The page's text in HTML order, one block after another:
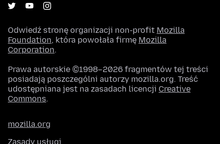
Odwiedź stronę organizacji non-profit Mozilla
Foundation, która powołała firmę Mozilla
Corporation.
Prawa autorskie ©1998–2026 fragmentów tej treści
posiadają poszczególni autorzy mozilla.org. Treść
udostępniana jest na zasadach licencji Creative
Commons.
mozilla.org
Zasady usługi